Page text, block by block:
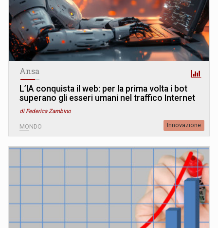
Ansa
L’IA conquista il web: per la prima volta i bot
superano gli esseri umani nel traffico Internet
di Federica Zambino
MONDO Innovazione